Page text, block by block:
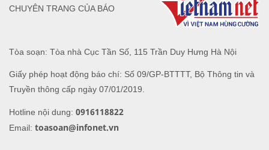
Tòa soạn: Tòa nhà Cục Tần Số, 115 Trần Duy Hưng Hà Nội
Giấy phép hoạt động báo chí: Số 09/GP-BTTTT, Bộ Thông tin và
Truyền thông cấp ngày 07/01/2019.
Hotline nội dung: 0916118822
Email: toasoan@infonet.vn
CHUYÊN TRANG CỦA BÁO